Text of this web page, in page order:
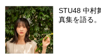
STU48 中村
真集を語る。